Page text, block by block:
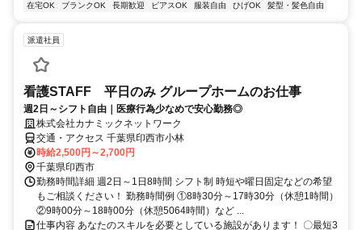
在宅OK
ブランクOK 長期歓迎 ピアスOK 服装自由 ひげOK 髪型・髪色自由
派遣社員
看護STAFF 平日のみ グループホームのお仕事
週2日～シフト自由｜医療行為少なめで安心勤務◎
株式会社カナミックネットワーク
交通・アクセス 千葉県印西市小林
時給2,500円～2,700円
千葉県印西市
勤務時間詳細 週2日～1日8時間 シフト制 時短や曜日固定などの希望
もご相談ください！ 勤務時間例 ①8時30分～17時30分（休憩1時間）
②9時00分～18時00分（休憩5064時間）など ...
仕事内容 あなたのスキルを必要としている施設があります！ 〇最短3